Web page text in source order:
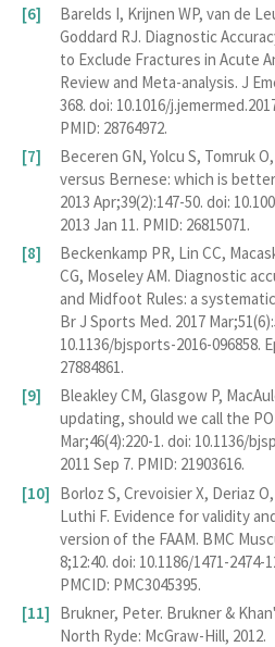
Barelds I, Krijnen WP, van de
Goddard RJ. Diagnostic
to Exclude Fractures in Acute
Review and Meta-analysis. J
368. doi: 10.1016/
PMID: 28764972.
Beceren GN, Yolcu S, Tomruk
versus Bernese: which is
2013 Apr;39(2):147-50. doi:
2013 Jan 11. PMID: 26815071.
Beckenkamp PR, Lin CC,
CG, Moseley AM. Diagnostic
and Midfoot Rules: a
Br J Sports Med. 2017
10.1136/bjsports-2016-096858.
27884861.
Bleakley CM, Glasgow P,
updating, should we call the
Mar;46(4):220-1. doi: 10.1136/
2011 Sep 7. PMID: 21903616.
Borloz S, Crevoisier X, Deriaz
Luthi F. Evidence for validity
version of the FAAM. BMC
8;12:40. doi: 10.1186/1471-2474-
PMCID: PMC3045395.
Brukner, Peter. Brukner &
North Ryde: McGraw-Hill, 2012.